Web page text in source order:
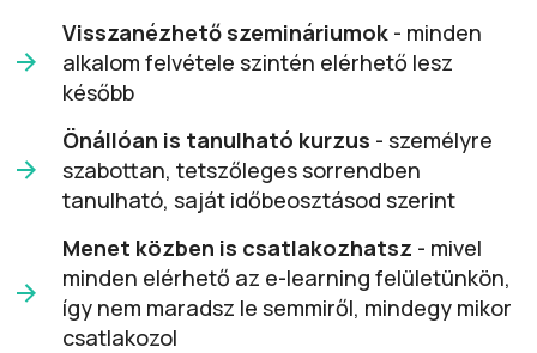
Visszanézhető szemináriumok - minden
alkalom felvétele szintén elérhető lesz
később
Önállóan is tanulható kurzus - személyre
szabottan, tetszőleges sorrendben
tanulható, saját időbeosztásod szerint
Menet közben is csatlakozhatsz - mivel
minden elérhető az e-learning felületünkön,
így nem maradsz le semmiről, mindegy mikor
csatlakozol